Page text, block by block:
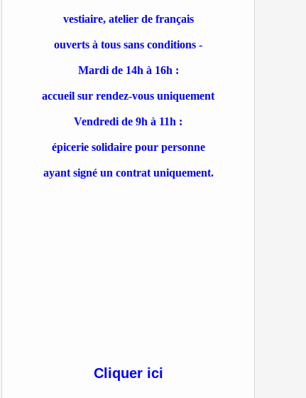
vestiaire, atelier de français
ouverts à tous sans conditions -
Mardi de 14h à 16h :
accueil sur rendez-vous uniquement
Vendredi de 9h à 11h :
épicerie solidaire pour personne
ayant signé un contrat uniquement.
Cliquer ici